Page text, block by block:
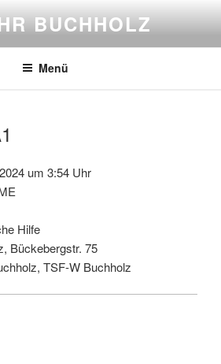
BUCHHOLZ
Menü
um 3:54 Uhr
Hilfe
Bückebergstr. 75
TSF-W Buchholz